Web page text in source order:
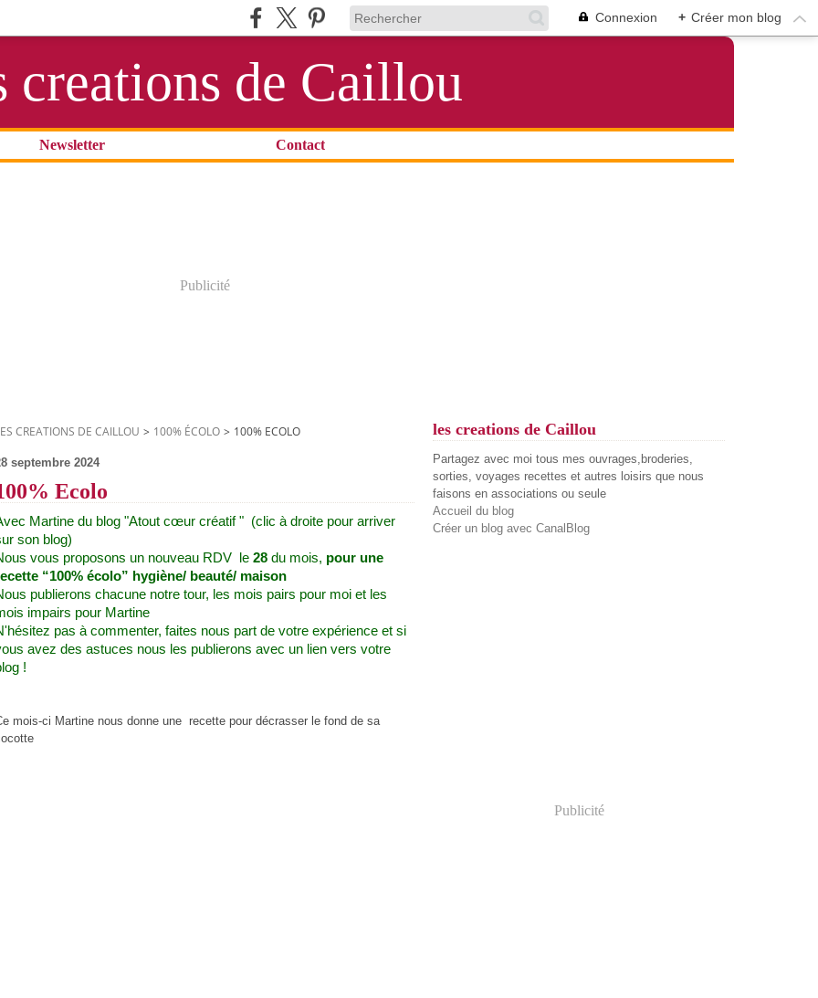
Connexion + Créer mon blog
creations de Caillou
Newsletter Contact
Publicité
CREATIONS DE CAILLOU > 100% ÉCOLO > 100% ECOLO
septembre 2024
Ecolo
Martine du blog "Atout cœur créatif " (clic à droite pour arriver
son blog)
vous proposons un nouveau RDV le 28 du mois, pour une
“100% écolo” hygiène/ beauté/ maison
publierons chacune notre tour, les mois pairs pour moi et les
impairs pour Martine
pas à commenter, faites nous part de votre expérience et si
avez des astuces nous les publierons avec un lien vers votre
!
mois-ci Martine nous donne une recette pour décrasser le fond de sa
les creations de Caillou
Partagez avec moi tous mes ouvrages,broderies,
sorties, voyages recettes et autres loisirs que nous
faisons en associations ou seule
Accueil du blog
Créer un blog avec CanalBlog
Publicité